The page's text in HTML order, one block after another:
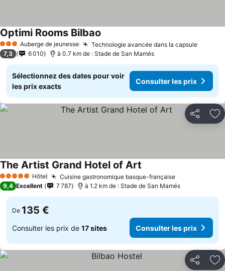
3 ÉtoilesAuberge de jeunesse Technologie avancée dans la capsule
Optimi Rooms Bilbao
7,3 6 010 à 0.7 km de : Stade de San Mamés
Sélectionnez des dates pour voir
les prix exacts
Consulter les prix
Partager
5 Étoiles Hôtel Cuisine gastronomique basque-française
The Artist Grand Hotel of Art
9,4 Excellent 7 787 à 1.2 km de : Stade de San Mamés
De 135 €
Consulter les prix de 17 sites Consulter les prix
Partager